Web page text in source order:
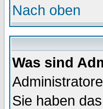
Nach oben
Was sind
Sie haben